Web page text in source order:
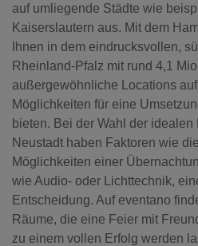
auf umliegende Städte wie
Kaiserslautern aus. Mit dem
Ihnen in dem eindrucksvollen,
Rheinland-Pfalz mit rund 4,1
außergewöhnliche Locations
Möglichkeiten für eine
bieten. Bei der Wahl der idealen
Neustadt haben Faktoren wie
Möglichkeiten einer
wie Audio- oder Lichttechnik,
Entscheidung. Auf eventano
Räume, die eine Feier mit
zu einem vollen Erfolg werden